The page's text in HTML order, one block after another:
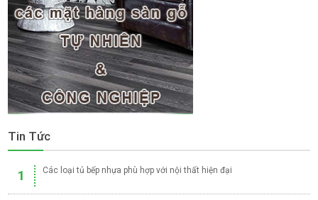
Tin Tức
1 Các loại tủ bếp nhựa phù hợp với nội thất hiện đại